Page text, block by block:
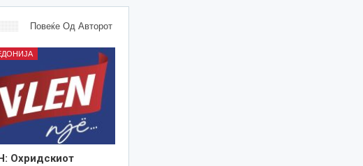
Повеќе Од Авторот
Охридскиот